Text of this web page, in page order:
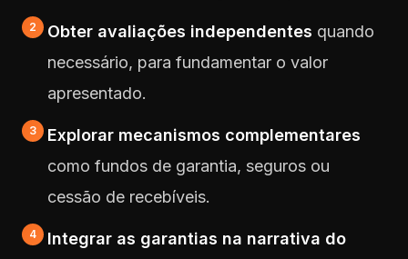
Obter avaliações independentes quando
necessário, para fundamentar o valor
apresentado.
Explorar mecanismos complementares
como fundos de garantia, seguros ou
cessão de recebíveis.
Integrar as garantias na narrativa do